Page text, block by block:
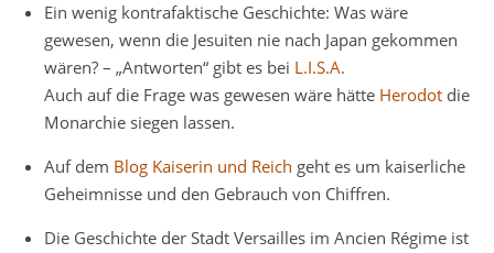
Ein wenig kontrafaktische Geschichte: Was wäre
gewesen, wenn die Jesuiten nie nach Japan gekommen
wären? – „Antworten“ gibt es bei L.I.S.A.
Auch auf die Frage was gewesen wäre hätte Herodot die
Monarchie siegen lassen.
Auf dem Blog Kaiserin und Reich geht es um kaiserliche
Geheimnisse und den Gebrauch von Chiffren.
Die Geschichte der Stadt Versailles im Ancien Régime ist